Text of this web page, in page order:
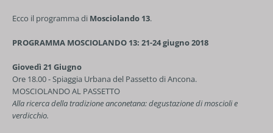
Ecco il programma di Mosciolando 13.
PROGRAMMA MOSCIOLANDO 13: 21-24 giugno 2018
Giovedì 21 Giugno
Ore 18.00 - Spiaggia Urbana del Passetto di Ancona.
MOSCIOLANDO AL PASSETTO
Alla ricerca della tradizione anconetana: degustazione di moscioli e
verdicchio.